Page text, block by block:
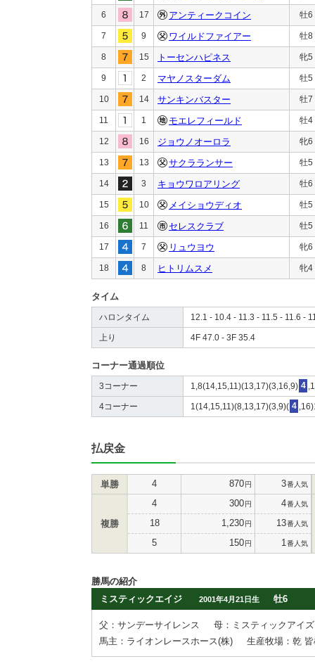
6 17 アンティークコイン 牡6
7 9 ワイルドファイアー 牡8
8 15 トーセンハピネス 牝5
9 2 マヤノスターダム 牡5
10 14 サンキンバスター 牡7
11 1 モエレフィールド 牡4
12 16 ジョウノオーロラ 牝6
13 13 サクラランサー 牡5
14 3 キョウワロアリング 牡6
15 10 メイショウディオ 牡5
16 11 セレスクラブ 牡5
17 7 リュウヨウ 牝6
18 8 ヒトリムスメ 牝4
タイム
ハロンタイム 12.1 - 10.4 - 11.3 - 11.5 - 11.6 -
上り 4F 47.0 - 3F 35.4
コーナー通過順位
3コーナー 1,8(14,15,11)(13,17)(3,16,9) 4
4コーナー 1(14,15,11)(8,13,17)(3,9)( 4
払戻金
単勝 4 870円 3番人気
複勝
4 300円 4番人気
18 1,230円 13番人気
5 150円 1 番人気
勝馬の紹介
ミスティックエイジ
2001年4月21日生 牡6
父：サンデーサイレンス
母：ミスティックアイズ
馬主：ライオンレースホース(株)
生産牧場：乾